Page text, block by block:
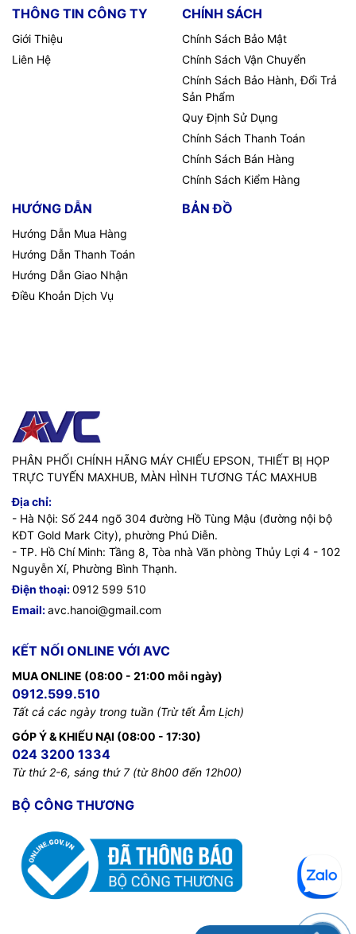
THÔNG TIN CÔNG TY
Giới Thiệu
Liên Hệ
CHÍNH SÁCH
Chính Sách Bảo Mật
Chính Sách Vận Chuyển
Chính Sách Bảo Hành, Đổi Trả
Sản Phẩm
Quy Định Sử Dụng
Chính Sách Thanh Toán
Chính Sách Bán Hàng
Chính Sách Kiểm Hàng
HƯỚNG DẪN
Hướng Dẫn Mua Hàng
Hướng Dẫn Thanh Toán
Hướng Dẫn Giao Nhận
Điều Khoản Dịch Vụ
BẢN ĐỒ
PHÂN PHỐI CHÍNH HÃNG MÁY CHIẾU EPSON, THIẾT BỊ HỌP
TRỰC TUYẾN MAXHUB, MÀN HÌNH TƯƠNG TÁC MAXHUB
Địa chỉ:
- Hà Nội: Số 244 ngõ 304 đường Hồ Tùng Mậu (đường nội bộ
KĐT Gold Mark City), phường Phú Diễn.
- TP. Hồ Chí Minh: Tầng 8, Tòa nhà Văn phòng Thủy Lợi 4 - 102
Nguyễn Xí, Phường Bình Thạnh.
Điện thoại:0912 599 510
Email:avc.hanoi@gmail.com
KẾT NỐI ONLINE VỚI AVC
MUA ONLINE (08:00 - 21:00 mỗi ngày)
0912.599.510
Tất cả các ngày trong tuần (Trừ tết Âm Lịch)
GÓP Ý & KHIẾU NẠI (08:00 - 17:30)
024 3200 1334
Từ thứ 2-6, sáng thứ 7 (từ 8h00 đến 12h00)
BỘ CÔNG THƯƠNG